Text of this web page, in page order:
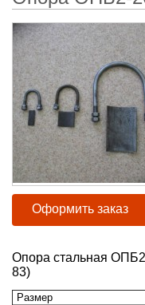
Оформить заказ
Опора стальная
83)
Размер